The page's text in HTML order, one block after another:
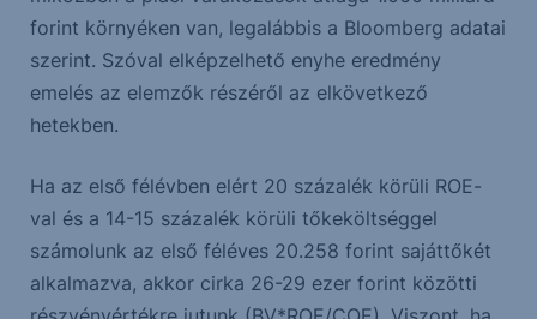
forint környéken van, legalábbis a Bloomberg adatai
szerint. Szóval elképzelhető enyhe eredmény
emelés az elemzők részéről az elkövetkező
hetekben.
Ha az első félévben elért 20 százalék körüli ROE-
val és a 14-15 százalék körüli tőkeköltséggel
számolunk az első féléves 20.258 forint sajáttőkét
alkalmazva, akkor cirka 26-29 ezer forint közötti